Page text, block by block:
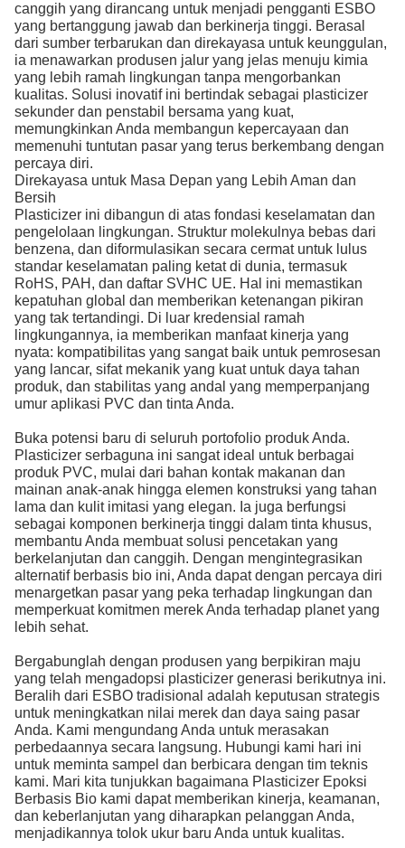
canggih yang dirancang untuk menjadi pengganti ESBO
yang bertanggung jawab dan berkinerja tinggi. Berasal
dari sumber terbarukan dan direkayasa untuk keunggulan,
ia menawarkan produsen jalur yang jelas menuju kimia
yang lebih ramah lingkungan tanpa mengorbankan
kualitas. Solusi inovatif ini bertindak sebagai plasticizer
sekunder dan penstabil bersama yang kuat,
memungkinkan Anda membangun kepercayaan dan
memenuhi tuntutan pasar yang terus berkembang dengan
percaya diri.
Direkayasa untuk Masa Depan yang Lebih Aman dan
Bersih
Plasticizer ini dibangun di atas fondasi keselamatan dan
pengelolaan lingkungan. Struktur molekulnya bebas dari
benzena, dan diformulasikan secara cermat untuk lulus
standar keselamatan paling ketat di dunia, termasuk
RoHS, PAH, dan daftar SVHC UE. Hal ini memastikan
kepatuhan global dan memberikan ketenangan pikiran
yang tak tertandingi. Di luar kredensial ramah
lingkungannya, ia memberikan manfaat kinerja yang
nyata: kompatibilitas yang sangat baik untuk pemrosesan
yang lancar, sifat mekanik yang kuat untuk daya tahan
produk, dan stabilitas yang andal yang memperpanjang
umur aplikasi PVC dan tinta Anda.
Buka potensi baru di seluruh portofolio produk Anda.
Plasticizer serbaguna ini sangat ideal untuk berbagai
produk PVC, mulai dari bahan kontak makanan dan
mainan anak-anak hingga elemen konstruksi yang tahan
lama dan kulit imitasi yang elegan. Ia juga berfungsi
sebagai komponen berkinerja tinggi dalam tinta khusus,
membantu Anda membuat solusi pencetakan yang
berkelanjutan dan canggih. Dengan mengintegrasikan
alternatif berbasis bio ini, Anda dapat dengan percaya diri
menargetkan pasar yang peka terhadap lingkungan dan
memperkuat komitmen merek Anda terhadap planet yang
lebih sehat.
Bergabunglah dengan produsen yang berpikiran maju
yang telah mengadopsi plasticizer generasi berikutnya ini.
Beralih dari ESBO tradisional adalah keputusan strategis
untuk meningkatkan nilai merek dan daya saing pasar
Anda. Kami mengundang Anda untuk merasakan
perbedaannya secara langsung. Hubungi kami hari ini
untuk meminta sampel dan berbicara dengan tim teknis
kami. Mari kita tunjukkan bagaimana Plasticizer Epoksi
Berbasis Bio kami dapat memberikan kinerja, keamanan,
dan keberlanjutan yang diharapkan pelanggan Anda,
menjadikannya tolok ukur baru Anda untuk kualitas.